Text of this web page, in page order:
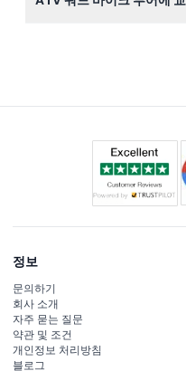
정보
문의하기
회사 소개
자주 묻는 질문
약관 및 조건
개인정보 처리방침
블로그